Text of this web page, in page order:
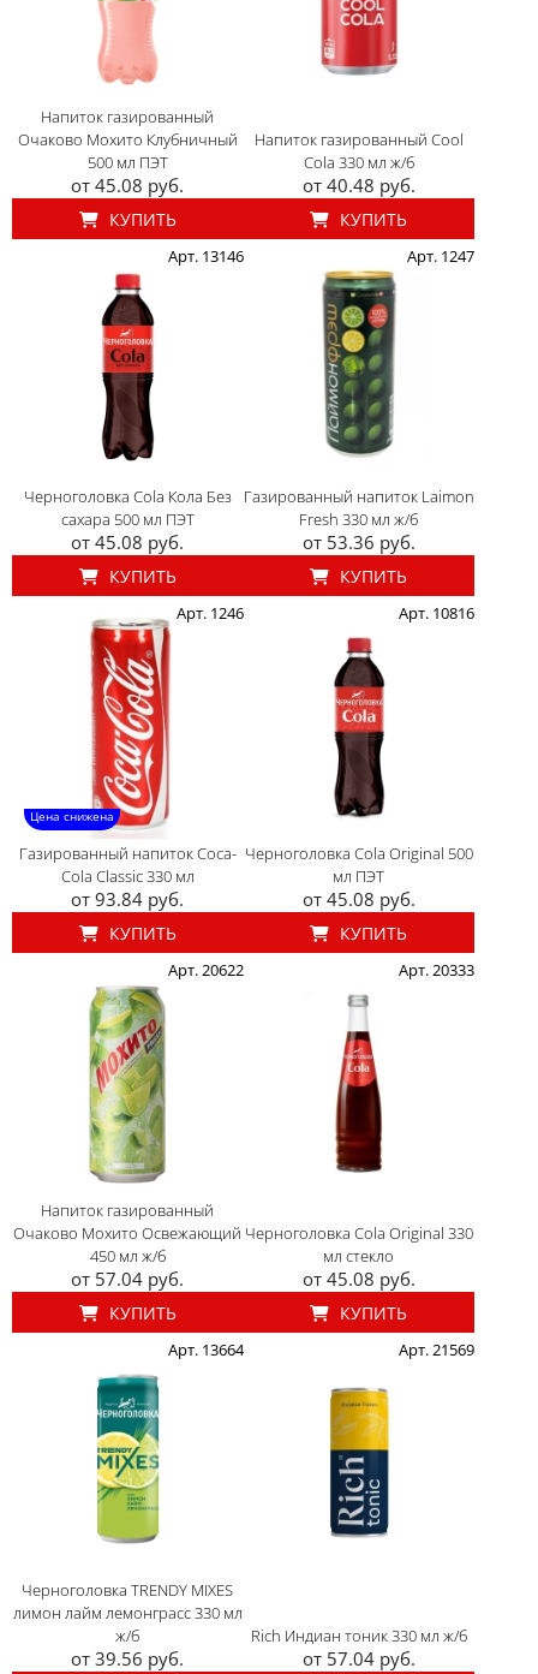
Напиток газированный
Очаково Мохито Клубничный
500 мл ПЭТ
от 45.08 руб.
КУПИТЬ
Напиток газированный Cool
Cola 330 мл ж/б
от 40.48 руб.
КУПИТЬ
Арт. 13146
Черноголовка Cola Кола Без
сахара 500 мл ПЭТ
от 45.08 руб.
КУПИТЬ
Арт. 1247
Газированный напиток Laimon
Fresh 330 мл ж/б
от 53.36 руб.
КУПИТЬ
Цена снижена
Арт. 1246
Газированный напиток Coca-
Cola Classic 330 мл
от 93.84 руб.
КУПИТЬ
Арт. 10816
Черноголовка Cola Original 500
мл ПЭТ
от 45.08 руб.
КУПИТЬ
Арт. 20622
Напиток газированный
Очаково Мохито Освежающий
450 мл ж/б
от 57.04 руб.
КУПИТЬ
Арт. 20333
Черноголовка Cola Original 330
мл стекло
от 45.08 руб.
КУПИТЬ
Арт. 13664
Черноголовка TRENDY MIXES
лимон лайм лемонграсс 330 мл
ж/б
от 39.56 руб.
Арт. 21569
Rich Индиан тоник 330 мл ж/б
от 57.04 руб.